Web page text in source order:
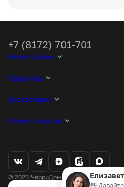
Новостройки
Квартиры
Застройщик
Кроме квартир
+7 (8172) 701-701
© 2026 ЧерриДом. Все права